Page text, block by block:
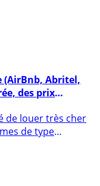
des prix
de type